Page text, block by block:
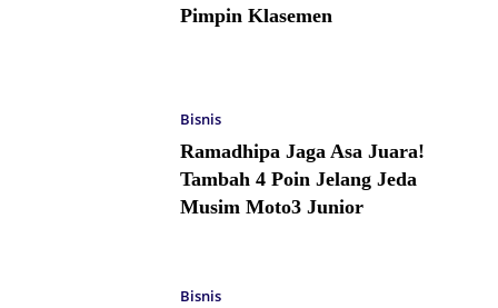
Pimpin Klasemen
Bisnis
Ramadhipa Jaga Asa Juara!
Tambah 4 Poin Jelang Jeda
Musim Moto3 Junior
Bisnis